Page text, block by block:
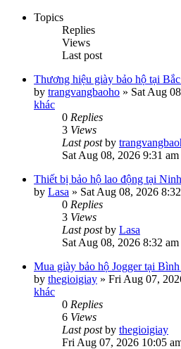
Topics
Replies
Views
Last post
Thương hiệu giày bảo hộ tại
by trangvangbaoho » Sat Aug
khác
0 Replies
3 Views
Last postby
Sat Aug 08, 2026 9:31 am
Thiết bị bảo hộ lao động tại
by Lasa » Sat Aug 08, 2026
0 Replies
3 Views
Last postby Lasa
Sat Aug 08, 2026 8:32 am
Mua giày bảo hộ Jogger tại
by thegioigiay » Fri Aug 07,
khác
0 Replies
6 Views
Last postby thegioigiay
Fri Aug 07, 2026 10:05